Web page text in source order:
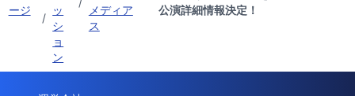
ージ
/
ッ
シ
ョ
ン
メディア
ス
公演詳細情報決定！